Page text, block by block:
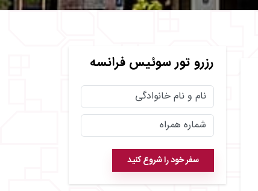
رزرو تور سوئیس فرانسه
سفر خود را شروع کنید